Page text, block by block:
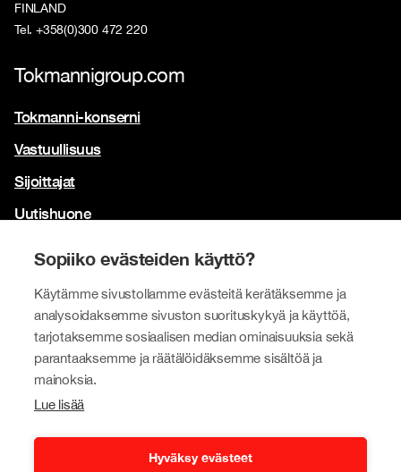
Sopiiko evästeiden käyttö?
Käytämme sivustollamme evästeitä kerätäksemme ja
analysoidaksemme sivuston suorituskykyä ja käyttöä,
tarjotaksemme sosiaalisen median ominaisuuksia sekä
parantaaksemme ja räätälöidäksemme sisältöä ja
mainoksia.
Lue lisää
Hyväksy evästeet
FINLAND
Tel. +358(0)300 472 220
Tokmannigroup.com
Tokmanni-konserni
Vastuullisuus
Sijoittajat
Uutishuone
Brändimme
Tokmanni
SPAR Suomi
Click Shoes ja Shoe House
Dollarstore
Big Dollar